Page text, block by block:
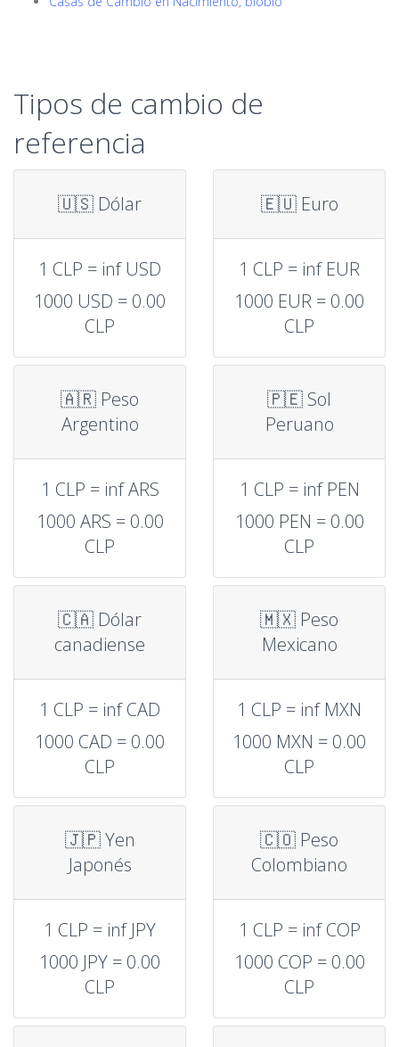
Tipos de cambio de
referencia
🇺🇸 Dólar
1 CLP = inf USD
1000 USD = 0.00
CLP
🇪🇺 Euro
1 CLP = inf EUR
1000 EUR = 0.00
CLP
🇦🇷 Peso
Argentino
1 CLP = inf ARS
1000 ARS = 0.00
CLP
🇵🇪 Sol
Peruano
1 CLP = inf PEN
1000 PEN = 0.00
CLP
🇨🇦 Dólar
canadiense
1 CLP = inf CAD
1000 CAD = 0.00
CLP
🇲🇽 Peso
Mexicano
1 CLP = inf MXN
1000 MXN = 0.00
CLP
🇯🇵 Yen
Japonés
1 CLP = inf JPY
1000 JPY = 0.00
CLP
🇨🇴 Peso
Colombiano
1 CLP = inf COP
1000 COP = 0.00
CLP